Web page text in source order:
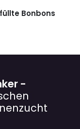
Bonbons
-